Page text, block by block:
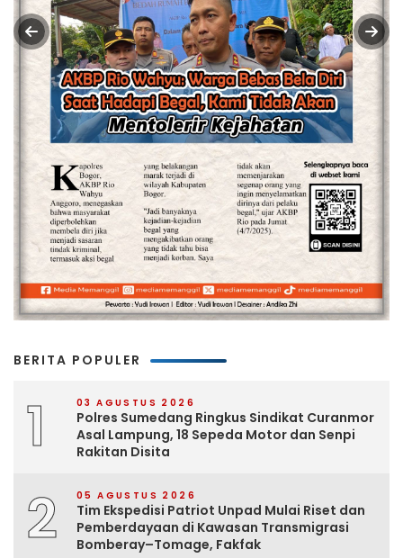
BERITA POPULER
1 03 AGUSTUS 2026
Polres Sumedang Ringkus Sindikat Curanmor
Asal Lampung, 18 Sepeda Motor dan Senpi
Rakitan Disita
2 05 AGUSTUS 2026
Tim Ekspedisi Patriot Unpad Mulai Riset dan
Pemberdayaan di Kawasan Transmigrasi
Bomberay–Tomage, Fakfak